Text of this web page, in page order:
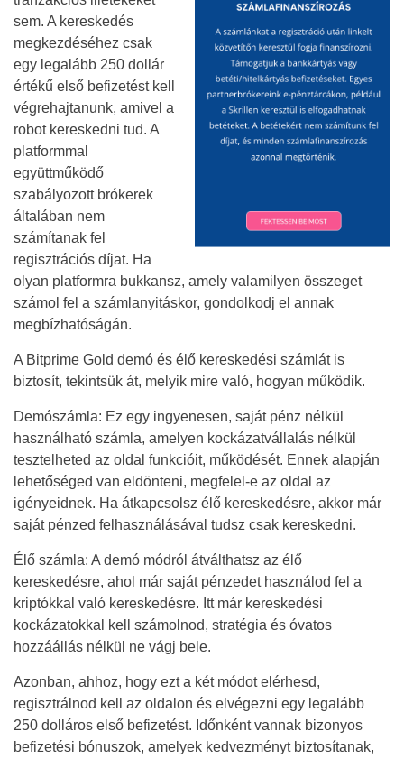
sem. A kereskedés
megkezdéséhez csak
egy legalább 250 dollár
értékű első befizetést kell
végrehajtanunk, amivel a
robot kereskedni tud. A
platformmal
együttműködő
szabályozott brókerek
általában nem
számítanak fel
regisztrációs díjat. Ha
olyan platformra bukkansz, amely valamilyen összeget
számol fel a számlanyitáskor, gondolkodj el annak
megbízhatóságán.
A Bitprime Gold demó és élő kereskedési számlát is
biztosít, tekintsük át, melyik mire való, hogyan működik.
Demószámla: Ez egy ingyenesen, saját pénz nélkül
használható számla, amelyen kockázatvállalás nélkül
tesztelheted az oldal funkcióit, működését. Ennek alapján
lehetőséged van eldönteni, megfelel-e az oldal az
igényeidnek. Ha átkapcsolsz élő kereskedésre, akkor már
saját pénzed felhasználásával tudsz csak kereskedni.
Élő számla: A demó módról átválthatsz az élő
kereskedésre, ahol már saját pénzedet használod fel a
kriptókkal való kereskedésre. Itt már kereskedési
kockázatokkal kell számolnod, stratégia és óvatos
hozzáállás nélkül ne vágj bele.
Azonban, ahhoz, hogy ezt a két módot elérhesd,
regisztrálnod kell az oldalon és elvégezni egy legalább
250 dolláros első befizetést. Időnként vannak bizonyos
befizetési bónuszok, amelyek kedvezményt biztosítanak,